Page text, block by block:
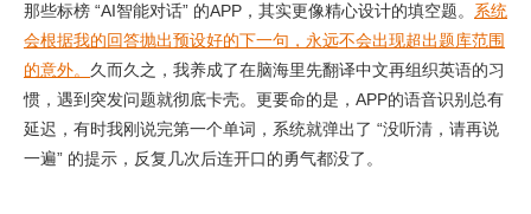
那些标榜 “AI智能对话” 的APP，其实更像精心设计的填空题。 系统
会根据我的回答抛出预设好的下一句，永远不会出现超出题库范围
的意外。 久而久之，我养成了在脑海里先翻译中文再组织英语的习
惯，遇到突发问题就彻底卡壳。更要命的是，APP的语音识别总有
延迟，有时我刚说完第一个单词，系统就弹出了 “没听清，请再说
一遍” 的提示，反复几次后连开口的勇气都没了。